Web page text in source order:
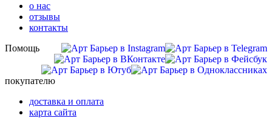
о нас
отзывы
контакты
Помощь
покупателю
доставка и оплата
карта сайта